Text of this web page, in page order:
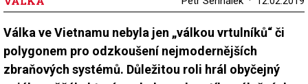
Válka ve Vietnamu nebyla jen „válkou vrtulníků“ či
polygonem pro odzkoušení nejmodernějších
zbraňových systémů. Důležitou roli hrál obyčejný